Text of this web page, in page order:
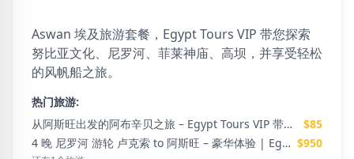
Aswan 埃及旅游套餐，Egypt Tours VIP 带您探索
努比亚文化、尼罗河、菲莱神庙、高坝，并享受轻松
的风帆船之旅。
热门旅游:
从阿斯旺出发的阿布辛贝之旅 – Egypt Tours VIP 带您探索古埃及神庙
$85
4 晚 尼罗河 游轮 卢克索 to 阿斯旺 – 豪华体验 | Egypt Tours VIP $950